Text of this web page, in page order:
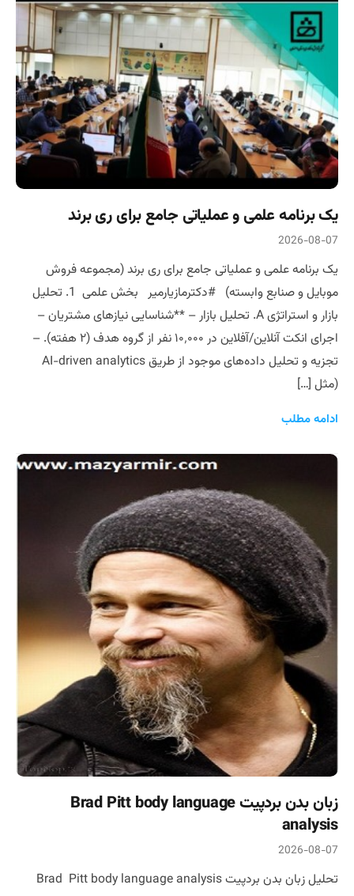
یک برنامه علمی و عملیاتی جامع برای ری برند
2026-08-07
یک برنامه علمی و عملیاتی جامع برای ری برند (مجموعه فروش
موبایل و صنابع وابسته) #دکترمازیارمیر بخش علمی 1. تحلیل
بازار و استراتژی A. تحلیل بازار – **شناسایی نیازهای مشتریان –
اجرای انکت آنلاین/آفلاین در ۱۰٬۰۰۰ نفر از گروه هدف (۲ هفته). –
تجزیه و تحلیل داده‌های موجود از طریق AI-driven analytics
(مثل […]
ادامه مطلب
زبان بدن بردپیت Brad Pitt body language
analysis
2026-08-07
تحلیل زبان بدن بردپیت Brad Pitt body language analysis